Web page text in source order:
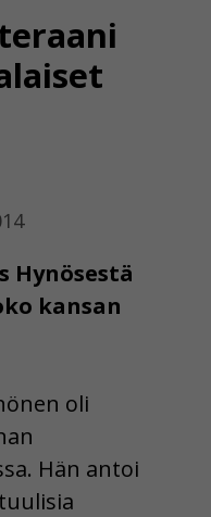
Hynösestä
kansan
oli
Hän antoi